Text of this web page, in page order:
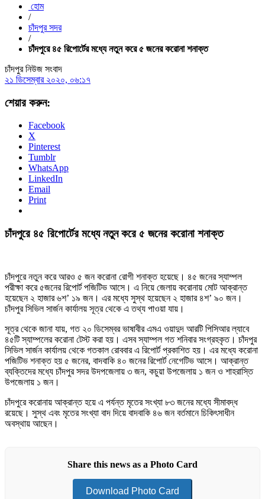
হোম
/
চাঁদপুর সদর
/
চাঁদপুরে ৪৫ রিপোর্টের মধ্যে নতুন করে ৫ জনের করোনা শনাক্ত
চাঁদপুর নিউজ সংবাদ
২১ ডিসেম্বার ২০২০, ০৬:১৭
শেয়ার করুন:
Facebook
X
Pinterest
Tumblr
WhatsApp
LinkedIn
Email
Print
চাঁদপুরে ৪৫ রিপোর্টের মধ্যে নতুন করে ৫ জনের করোনা শনাক্ত
চাঁদপুরে নতুন করে আরও ৫ জন করোনা রোগী শনাক্ত হয়েছে। ৪৫ জনের স্যাম্পল
পরীক্ষা করে ৫জনের রিপোর্ট পজিটিভ আসে। এ নিয়ে জেলায় করোনায় মোট আক্রান্ত
হয়েছেন ২ হাজার ৬শ’ ১৯ জন। এর মধ্যে সুস্থ হয়েছেন ২ হাজার ৪শ’ ৯০ জন।
চাঁদপুর সিভিল সার্জন কার্যালয় সূত্র থেকে এ তথ্য পাওয়া যায়।
সূত্র থেকে জানা যায়, গত ২০ ডিসেম্বর ভাষাবীর এমএ ওয়াদুদ আরটি পিসিআর ল্যাবে
৪৫টি স্যাম্পলের করোনা টেস্ট করা হয়। এসব স্যাম্পল গত শনিবার সংগ্রহকৃত। চাঁদপুর
সিভিল সার্জন কার্যালয় থেকে গতকাল রোববার এ রিপোর্ট প্রকাশিত হয়। এর মধ্যে করোনা
পজিটিভ শনাক্ত হয় ৫ জনের, বাদবাকি ৪০ জনের রিপোর্ট নেগেটিভ আসে। আক্রান্ত
ব্যক্তিদের মধ্যে চাঁদপুর সদর উদপজেলায় ৩ জন, কচুয়া উপজেলায় ১ জন ও শাহরাস্তি
উপজেলায় ১ জন।
চাঁদপুরে করোনায় আক্রান্ত হয়ে এ পর্যন্ত মৃতের সংখ্যা ৮৩ জনের মধ্যে সীমাবদ্ধ
রয়েছে। সুস্থ এবং মৃতের সংখ্যা বাদ দিয়ে বাদবাকি ৪৬ জন বর্তমানে চিকিৎসাধীন
অবস্থায় আছেন।
Share this news as a Photo Card
Download Photo Card